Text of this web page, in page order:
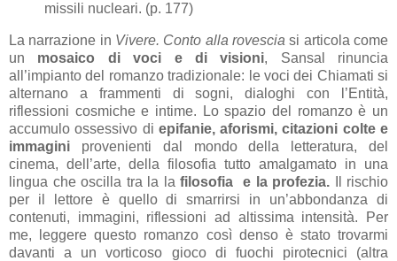
missili nucleari. (p. 177)
La narrazione in Vivere. Conto alla rovescia si articola come
un mosaico di voci e di visioni, Sansal rinuncia
all’impianto del romanzo tradizionale: le voci dei Chiamati si
alternano a frammenti di sogni, dialoghi con l’Entità,
riflessioni cosmiche e intime. Lo spazio del romanzo è un
accumulo ossessivo di epifanie, aforismi, citazioni colte e
immagini provenienti dal mondo della letteratura, del
cinema, dell’arte, della filosofia tutto amalgamato in una
lingua che oscilla tra la la filosofia e la profezia. Il rischio
per il lettore è quello di smarrirsi in un’abbondanza di
contenuti, immagini, riflessioni ad altissima intensità. Per
me, leggere questo romanzo così denso è stato trovarmi
davanti a un vorticoso gioco di fuochi pirotecnici (altra